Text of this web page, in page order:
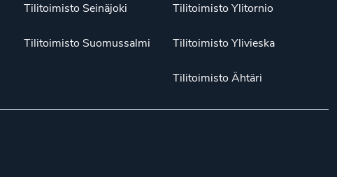
Tilitoimisto Seinäjoki
Tilitoimisto Suomussalmi
Tilitoimisto Ylitornio
Tilitoimisto Ylivieska
Tilitoimisto Ähtäri